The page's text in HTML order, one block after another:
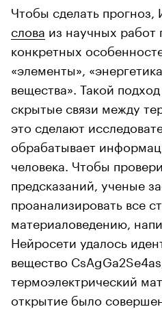
Чтобы сделать прогноз,
слова из научных работ
конкретных
«элементы»,
вещества». Такой
скрытые связи между
это сделают
обрабатывает
человека. Чтобы
предсказаний, ученые
проанализировать все
материаловедению,
Нейросети удалось
вещество
термоэлектрический
открытие было